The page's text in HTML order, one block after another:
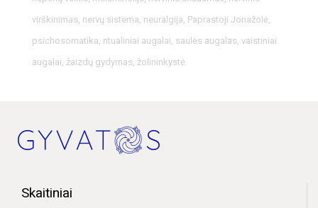
virškinimas, nervų sistema, neuralgija, Paprastoji Jonažolė,
psichosomatika, ritualiniai augalai, saulės augalas, vaistiniai
augalai, žaizdų gydymas, žolininkystė
Skaitiniai